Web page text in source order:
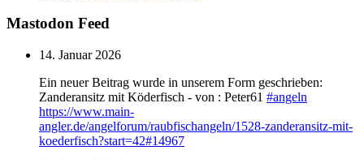
Mastodon Feed
14. Januar 2026
Ein neuer Beitrag wurde in unserem Form geschrieben:
Zanderansitz mit Köderfisch - von : Peter61 #angeln
https://www.main-
angler.de/angelforum/raubfischangeln/1528-zanderansitz-mit-
koederfisch?start=42#14967